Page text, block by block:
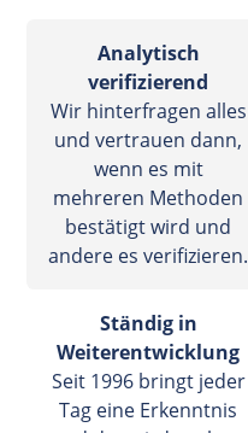
Analytisch
verifizierend
Wir hinterfragen alles
und vertrauen dann,
wenn es mit
mehreren Methoden
bestätigt wird und
andere es verifizieren.
Ständig in
Weiterentwicklung
Seit 1996 bringt jeder
Tag eine Erkenntnis